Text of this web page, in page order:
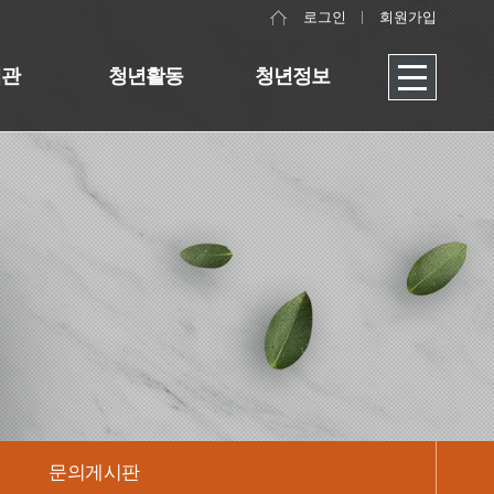
로그인 회원가입
청년활동 청년정보
문의게시판